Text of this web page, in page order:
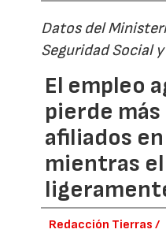
Datos del
Seguridad Social
El empleo
pierde
afiliados
mientras
Redacción Tierras /